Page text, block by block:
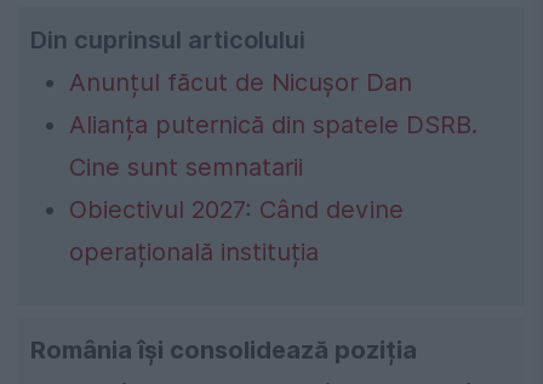
Din cuprinsul articolului
Anunțul făcut de Nicușor Dan
Alianța puternică din spatele DSRB.
Cine sunt semnatarii
Obiectivul 2027: Când devine
operațională instituția
România își consolidează poziția